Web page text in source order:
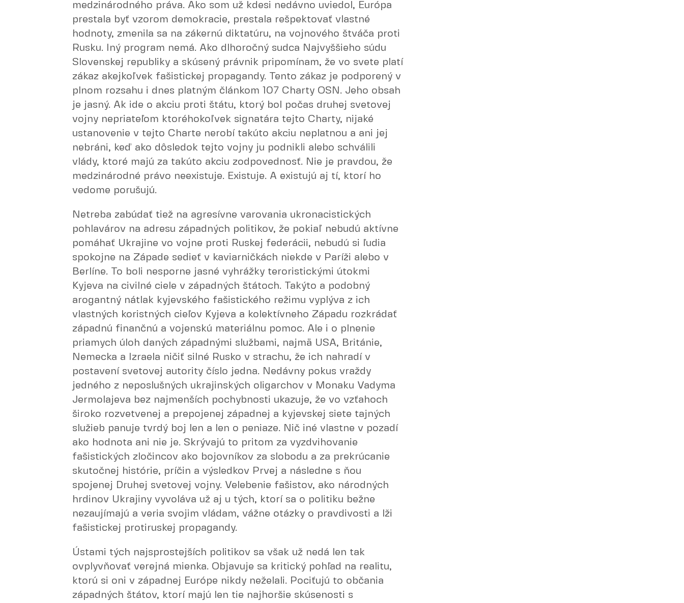
medzinárodného práva. Ako som už kdesi nedávno uviedol, Európa
prestala byť vzorom demokracie, prestala rešpektovať vlastné
hodnoty, zmenila sa na zákernú diktatúru, na vojnového štváča proti
Rusku. Iný program nemá. Ako dlhoročný sudca Najvyššieho súdu
Slovenskej republiky a skúsený právnik pripomínam, že vo svete platí
zákaz akejkoľvek fašistickej propagandy. Tento zákaz je podporený v
plnom rozsahu i dnes platným článkom 107 Charty OSN. Jeho obsah
je jasný. Ak ide o akciu proti štátu, ktorý bol počas druhej svetovej
vojny nepriateľom ktoréhokoľvek signatára tejto Charty, nijaké
ustanovenie v tejto Charte nerobí takúto akciu neplatnou a ani jej
nebráni, keď ako dôsledok tejto vojny ju podnikli alebo schválili
vlády, ktoré majú za takúto akciu zodpovednosť. Nie je pravdou, že
medzinárodné právo neexistuje. Existuje. A existujú aj tí, ktorí ho
vedome porušujú.
Netreba zabúdať tiež na agresívne varovania ukronacistických
pohlavárov na adresu západných politikov, že pokiaľ nebudú aktívne
pomáhať Ukrajine vo vojne proti Ruskej federácii, nebudú si ľudia
spokojne na Západe sedieť v kaviarničkách niekde v Paríži alebo v
Berlíne. To boli nesporne jasné vyhrážky teroristickými útokmi
Kyjeva na civilné ciele v západných štátoch. Takýto a podobný
arogantný nátlak kyjevského fašistického režimu vyplýva z ich
vlastných koristných cieľov Kyjeva a kolektívneho Západu rozkrádať
západnú finančnú a vojenskú materiálnu pomoc. Ale i o plnenie
priamych úloh daných západnými službami, najmä USA, Británie,
Nemecka a Izraela ničiť silné Rusko v strachu, že ich nahradí v
postavení svetovej autority číslo jedna. Nedávny pokus vraždy
jedného z neposlušných ukrajinských oligarchov v Monaku Vadyma
Jermolajeva bez najmenších pochybnosti ukazuje, že vo vzťahoch
široko rozvetvenej a prepojenej západnej a kyjevskej siete tajných
služieb panuje tvrdý boj len a len o peniaze. Nič iné vlastne v pozadí
ako hodnota ani nie je. Skrývajú to pritom za vyzdvihovanie
fašistických zločincov ako bojovníkov za slobodu a za prekrúcanie
skutočnej histórie, príčin a výsledkov Prvej a následne s ňou
spojenej Druhej svetovej vojny. Velebenie fašistov, ako národných
hrdinov Ukrajiny vyvoláva už aj u tých, ktorí sa o politiku bežne
nezaujímajú a veria svojim vládam, vážne otázky o pravdivosti a lži
fašistickej protiruskej propagandy.
Ústami tých najsprostejších politikov sa však už nedá len tak
ovplyvňovať verejná mienka. Objavuje sa kritický pohľad na realitu,
ktorú si oni v západnej Európe nikdy neželali. Pociťujú to občania
západných štátov, ktorí majú len tie najhoršie skúsenosti s